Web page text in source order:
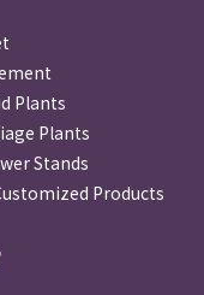
Plants
Plants
Stands
Products